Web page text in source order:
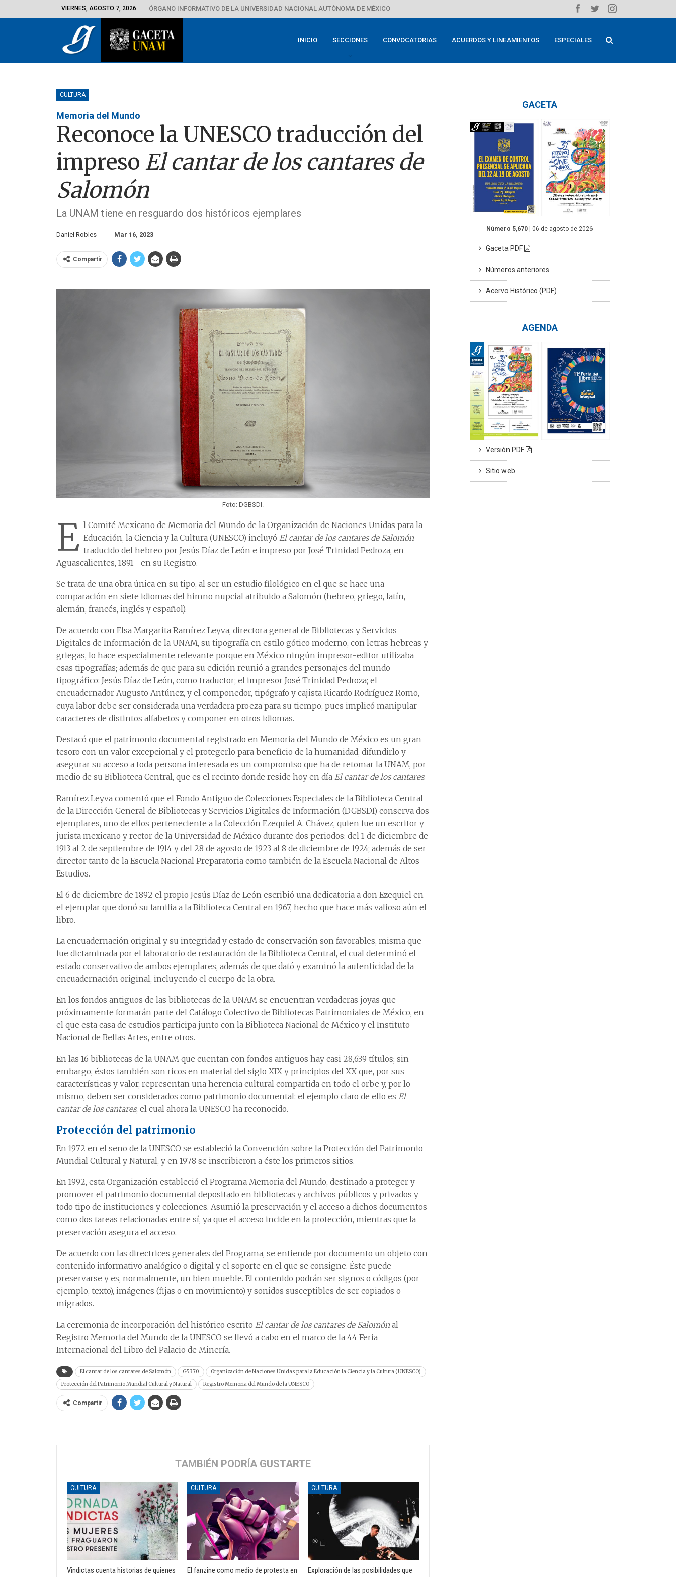
VIERNES, AGOSTO 7, 2026 ÓRGANO INFORMATIVO DE LA UNIVERSIDAD NACIONAL AUTÓNOMA DE MÉXICO
INICIO SECCIONES CONVOCATORIAS ACUERDOS Y LINEAMIENTOS ESPECIALES
CULTURA
Memoria del Mundo
Reconoce la UNESCO traducción del
impreso El cantar de los cantares de
Salomón
La UNAM tiene en resguardo dos históricos ejemplares
Daniel Robles Mar 16, 2023
Compartir
Foto: DGBSDI.
E l Comité Mexicano de Memoria del Mundo de la Organización de Naciones Unidas para la
Educación, la Ciencia y la Cultura (UNESCO) incluyó El cantar de los cantares de Salomón –
traducido del hebreo por Jesús Díaz de León e impreso por José Trinidad Pedroza, en
Aguascalientes, 1891– en su Registro.
Se trata de una obra única en su tipo, al ser un estudio filológico en el que se hace una
comparación en siete idiomas del himno nupcial atribuido a Salomón (hebreo, griego, latín,
alemán, francés, inglés y español).
De acuerdo con Elsa Margarita Ramírez Leyva, directora general de Bibliotecas y Servicios
Digitales de Información de la UNAM, su tipografía en estilo gótico moderno, con letras hebreas y
griegas, lo hace especialmente relevante porque en México ningún impresor-editor utilizaba
esas tipografías; además de que para su edición reunió a grandes personajes del mundo
tipográfico: Jesús Díaz de León, como traductor; el impresor José Trinidad Pedroza; el
encuadernador Augusto Antúnez, y el componedor, tipógrafo y cajista Ricardo Rodríguez Romo,
cuya labor debe ser considerada una verdadera proeza para su tiempo, pues implicó manipular
caracteres de distintos alfabetos y componer en otros idiomas.
Destacó que el patrimonio documental registrado en Memoria del Mundo de México es un gran
tesoro con un valor excepcional y el protegerlo para beneficio de la humanidad, difundirlo y
asegurar su acceso a toda persona interesada es un compromiso que ha de retomar la UNAM, por
medio de su Biblioteca Central, que es el recinto donde reside hoy en día El cantar de los cantares.
Ramírez Leyva comentó que el Fondo Antiguo de Colecciones Especiales de la Biblioteca Central
de la Dirección General de Bibliotecas y Servicios Digitales de Información (DGBSDI) conserva dos
ejemplares, uno de ellos perteneciente a la Colección Ezequiel A. Chávez, quien fue un escritor y
jurista mexicano y rector de la Universidad de México durante dos periodos: del 1 de diciembre de
1913 al 2 de septiembre de 1914 y del 28 de agosto de 1923 al 8 de diciembre de 1924; además de ser
director tanto de la Escuela Nacional Preparatoria como también de la Escuela Nacional de Altos
Estudios.
El 6 de diciembre de 1892 el propio Jesús Díaz de León escribió una dedicatoria a don Ezequiel en
el ejemplar que donó su familia a la Biblioteca Central en 1967, hecho que hace más valioso aún el
libro.
La encuadernación original y su integridad y estado de conservación son favorables, misma que
fue dictaminada por el laboratorio de restauración de la Biblioteca Central, el cual determinó el
estado conservativo de ambos ejemplares, además de que dató y examinó la autenticidad de la
encuadernación original, incluyendo el cuerpo de la obra.
En los fondos antiguos de las bibliotecas de la UNAM se encuentran verdaderas joyas que
próximamente formarán parte del Catálogo Colectivo de Bibliotecas Patrimoniales de México, en
el que esta casa de estudios participa junto con la Biblioteca Nacional de México y el Instituto
Nacional de Bellas Artes, entre otros.
En las 16 bibliotecas de la UNAM que cuentan con fondos antiguos hay casi 28,639 títulos; sin
embargo, éstos también son ricos en material del siglo XIX y principios del XX que, por sus
características y valor, representan una herencia cultural compartida en todo el orbe y, por lo
mismo, deben ser considerados como patrimonio documental: el ejemplo claro de ello es El
cantar de los cantares, el cual ahora la UNESCO ha reconocido.
Protección del patrimonio
En 1972 en el seno de la UNESCO se estableció la Convención sobre la Protección del Patrimonio
Mundial Cultural y Natural, y en 1978 se inscribieron a éste los primeros sitios.
En 1992, esta Organización estableció el Programa Memoria del Mundo, destinado a proteger y
promover el patrimonio documental depositado en bibliotecas y archivos públicos y privados y
todo tipo de instituciones y colecciones. Asumió la preservación y el acceso a dichos documentos
como dos tareas relacionadas entre sí, ya que el acceso incide en la protección, mientras que la
preservación asegura el acceso.
De acuerdo con las directrices generales del Programa, se entiende por documento un objeto con
contenido informativo analógico o digital y el soporte en el que se consigne. Éste puede
preservarse y es, normalmente, un bien mueble. El contenido podrán ser signos o códigos (por
ejemplo, texto), imágenes (fijas o en movimiento) y sonidos susceptibles de ser copiados o
migrados.
La ceremonia de incorporación del histórico escrito El cantar de los cantares de Salomón al
Registro Memoria del Mundo de la UNESCO se llevó a cabo en el marco de la 44 Feria
Internacional del Libro del Palacio de Minería.
El cantar de los cantares de Salomón G5370
Organización de Naciones Unidas para la Educación la Ciencia y la Cultura (UNESCO)
Protección del Patrimonio Mundial Cultural y Natural
Registro Memoria del Mundo de la UNESCO
Compartir
TAMBIÉN PODRÍA GUSTARTE
CULTURA
Vindictas cuenta historias de quienes
CULTURA
El fanzine como medio de protesta en
CULTURA
Exploración de las posibilidades que
GACETA
Número 5,670 | 06 de agosto de 2026
Gaceta PDF
Números anteriores
Acervo Histórico (PDF)
AGENDA
Versión PDF
Sitio web